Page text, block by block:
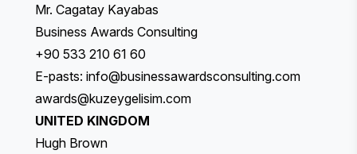
Mr. Cagatay Kayabas
Business Awards Consulting
+90 533 210 61 60
E-pasts: info@businessawardsconsulting.com
awards@kuzeygelisim.com
UNITED KINGDOM
Hugh Brown